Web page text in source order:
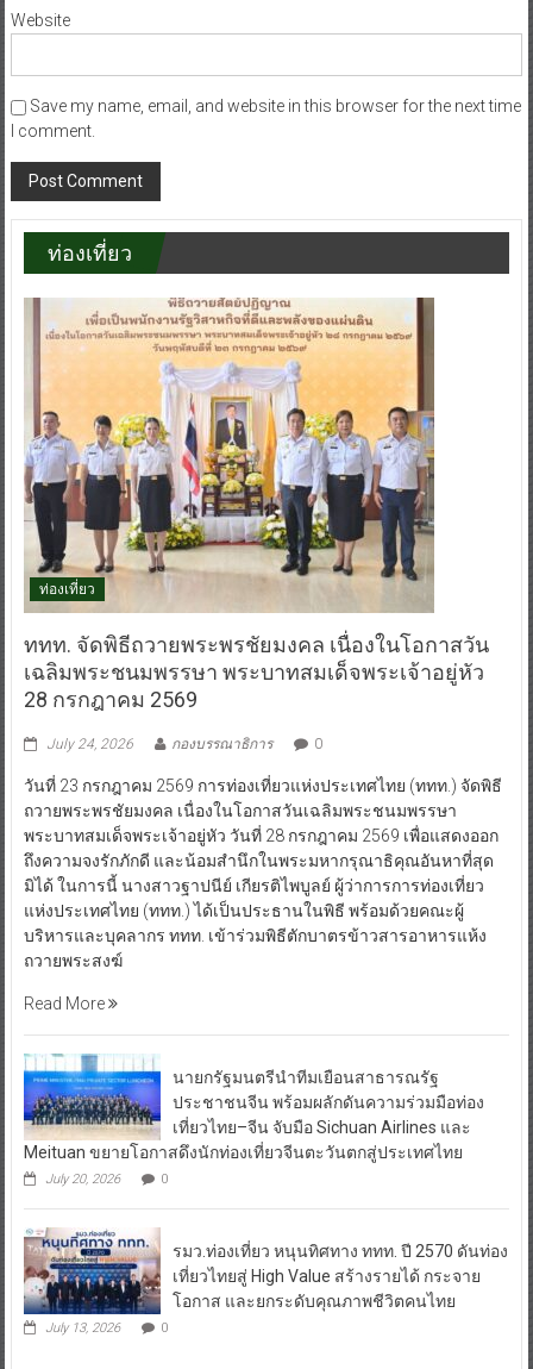
Website
Save my name, email, and website in this browser for the next time
I comment.
ท่องเที่ยว
ท่องเที่ยว
ททท. จัดพิธีถวายพระพรชัยมงคล เนื่องในโอกาสวัน
เฉลิมพระชนมพรรษา พระบาทสมเด็จพระเจ้าอยู่หัว
28 กรกฎาคม 2569
July 24, 2026 กองบรรณาธิการ 0
วันที่ 23 กรกฎาคม 2569 การท่องเที่ยวแห่งประเทศไทย (ททท.) จัดพิธี
ถวายพระพรชัยมงคล เนื่องในโอกาสวันเฉลิมพระชนมพรรษา
พระบาทสมเด็จพระเจ้าอยู่หัว วันที่ 28 กรกฎาคม 2569 เพื่อแสดงออก
ถึงความจงรักภักดี และน้อมสำนึกในพระมหากรุณาธิคุณอันหาที่สุด
มิได้ ในการนี้ นางสาวฐาปนีย์ เกียรติไพบูลย์ ผู้ว่าการการท่องเที่ยว
แห่งประเทศไทย (ททท.) ได้เป็นประธานในพิธี พร้อมด้วยคณะผู้
บริหารและบุคลากร ททท. เข้าร่วมพิธีตักบาตรข้าวสารอาหารแห้ง
ถวายพระสงฆ์
Read More
นายกรัฐมนตรีนำทีมเยือนสาธารณรัฐ
ประชาชนจีน พร้อมผลักดันความร่วมมือท่อง
เที่ยวไทย–จีน จับมือ Sichuan Airlines และ
Meituan ขยายโอกาสดึงนักท่องเที่ยวจีนตะวันตกสู่ประเทศไทย
July 20, 2026 0
รมว.ท่องเที่ยว หนุนทิศทาง ททท. ปี 2570 ดันท่อง
เที่ยวไทยสู่ High Value สร้างรายได้ กระจาย
โอกาส และยกระดับคุณภาพชีวิตคนไทย
July 13, 2026 0